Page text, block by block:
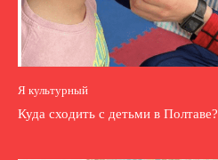
Я культурный
Куда сходить с детьми в Полтаве?